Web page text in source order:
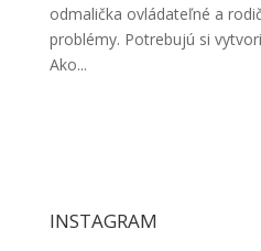
odmalička ovládateľné a
problémy. Potrebujú si
Ako...
INSTAGRAM